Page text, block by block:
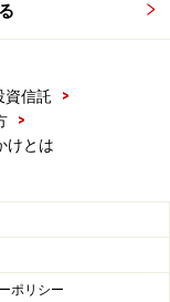
資信託
>
>
けとは
ポリシー